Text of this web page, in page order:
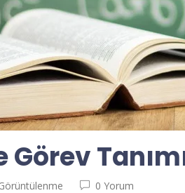
0 Yorum